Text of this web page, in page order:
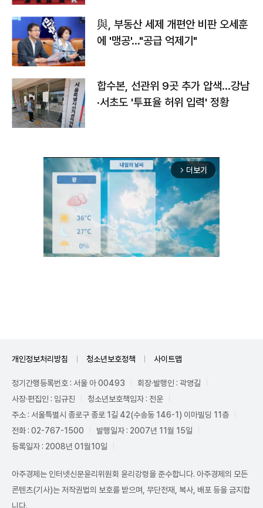
與, 부동산 세제 개편안 비판 오세훈
에 '맹공'…"공급 억제기"
합수본, 선관위 9곳 추가 압색…강남
·서초도 '투표율 허위 입력' 정황
arrow_forward_ios 더보기
개인정보처리방침 청소년보호정책 사이트맵
정기간행등록번호 : 서울 아 00493
회장·발행인 : 곽영길
사장·편집인 : 임규진
청소년보호책임자 : 전운
주소 : 서울특별시 종로구 종로 1길 42(수송동 146-1) 이마빌딩 11층
전화 : 02-767-1500
발행일자 : 2007년 11월 15일
등록일자 : 2008년 01월10일
아주경제는 인터넷신문윤리위원회 윤리강령을 준수합니다. 아주경제의 모든
콘텐츠(기사)는 저작권법의 보호를 받으며, 무단전재, 복사, 배포 등을 금지합
니다.